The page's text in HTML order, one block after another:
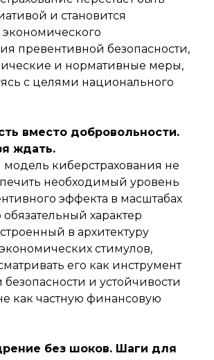
и становится
превентивной безопасности,
и нормативные меры,
с целями национального
вместо добровольности.
ждать.
киберстрахования не
необходимый уровень
эффекта в масштабах
обязательный характер
в архитектуру
стимулов,
его как инструмент
и устойчивости
как частную финансовую
без шоков. Шаги для